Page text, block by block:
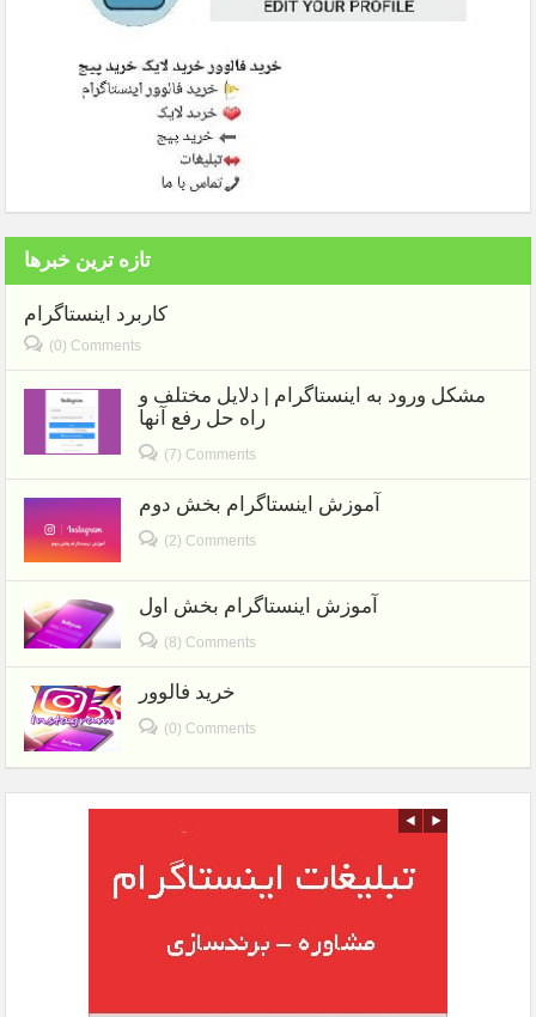
تازه ترین خبرها
کاربرد اینستاگرام
(0) Comments
مشکل ورود به اینستاگرام | دلایل مختلف و
راه حل رفع آنها
(7) Comments
آموزش اینستاگرام بخش دوم
(2) Comments
آموزش اینستاگرام بخش اول
(8) Comments
خرید فالوور
(0) Comments